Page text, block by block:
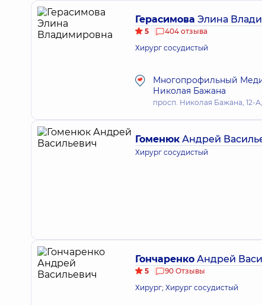
Герасимова Элина
5
404 отзыва
Хирург сосудистый
Многопрофильный
Николая Бажана
просп. Николая Бажана, 12-
Гоменюк Андрей
Хирург сосудистый
Гончаренко Андрей
5
90 Отзывы
Хирург; Хирург сосудистый